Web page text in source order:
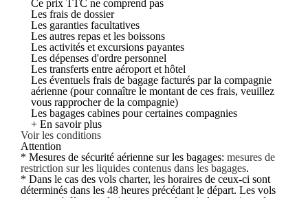
Ce prix TTC ne comprend pas
Les frais de dossier
Les garanties facultatives
Les autres repas et les boissons
Les activités et excursions payantes
Les dépenses d'ordre personnel
Les transferts entre aéroport et hôtel
Les éventuels frais de bagage facturés par la compagnie
aérienne (pour connaître le montant de ces frais, veuillez
vous rapprocher de la compagnie)
Les bagages cabines pour certaines compagnies
+ En savoir plus
Voir les conditions
Attention
* Mesures de sécurité aérienne sur les bagages: mesures de
restriction sur les liquides contenus dans les bagages.
* Dans le cas des vols charter, les horaires de ceux-ci sont
déterminés dans les 48 heures précédant le départ. Les vols